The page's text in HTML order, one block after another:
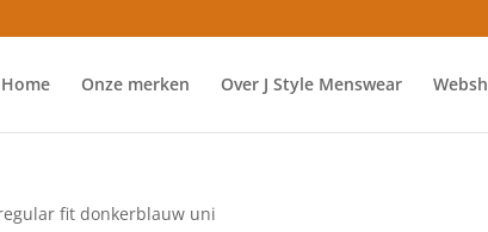
Home Onze merken Over J Style Menswear
fit donkerblauw uni